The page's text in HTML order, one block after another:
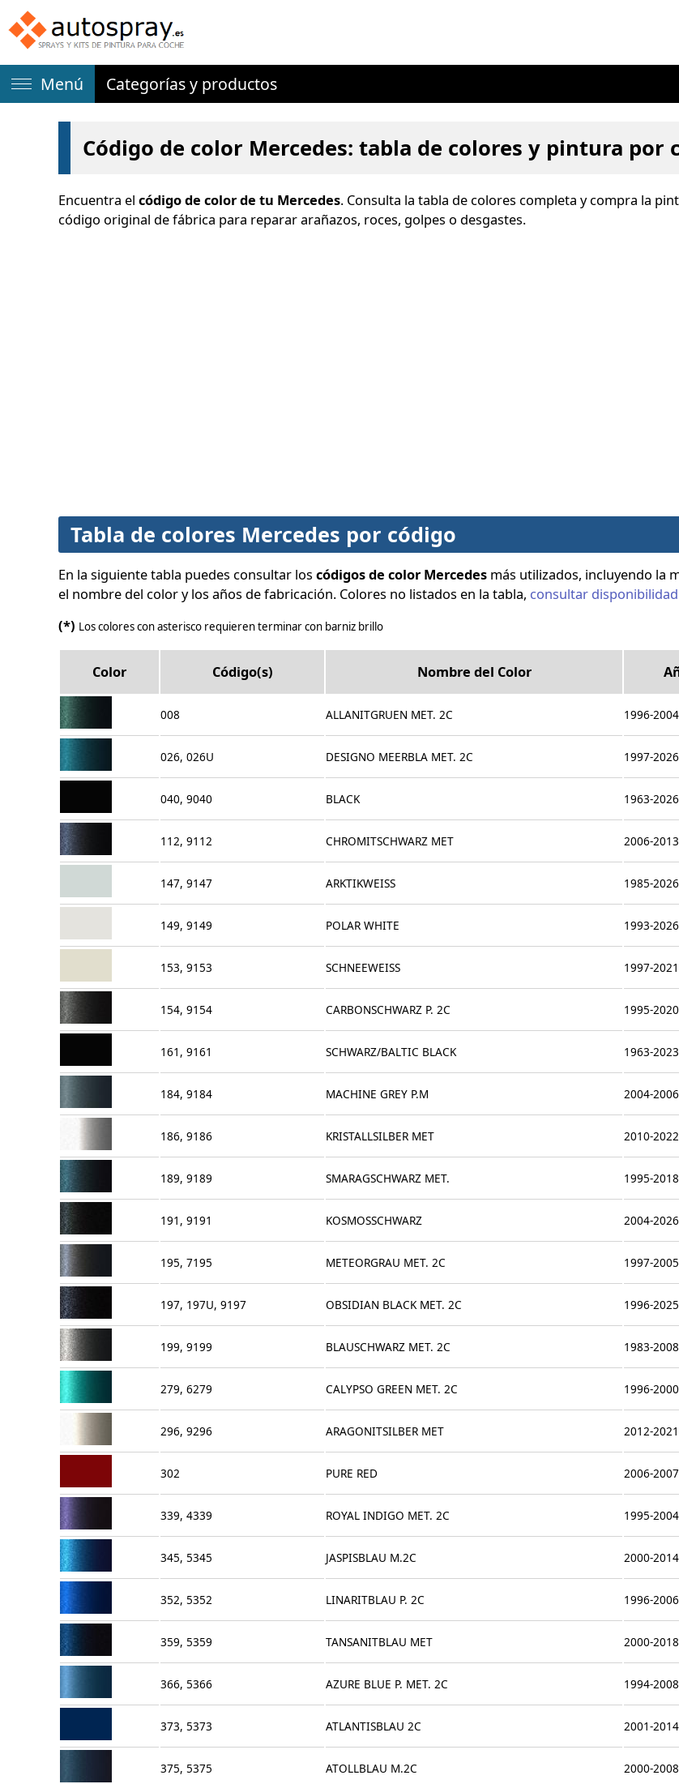
Menú Categorías y productos
Código de color Mercedes: tabla de colores y pintura por
Encuentra el código de color de tu Mercedes. Consulta la tabla de colores completa y compra la
código original de fábrica para reparar arañazos, roces, golpes o desgastes.
Tabla de colores Mercedes por código
En la siguiente tabla puedes consultar los códigos de color Mercedes más utilizados, incluyendo la
el nombre del color y los años de fabricación. Colores no listados en la tabla, consultar disponibilidad
(*) Los colores con asterisco requieren terminar con barniz brillo
Color Código(s) Nombre del Color
008 ALLANITGRUEN MET. 2C 1996-
026, 026U DESIGNO MEERBLA MET. 2C 1997-2026
040, 9040 BLACK 1963-2026
112, 9112 CHROMITSCHWARZ MET 2006-
147, 9147 ARKTIKWEISS 1985-2026
149, 9149 POLAR WHITE 1993-2026
153, 9153 SCHNEEWEISS 1997-
154, 9154 CARBONSCHWARZ P. 2C 1995-
161, 9161 SCHWARZ/BALTIC BLACK 1963-
184, 9184 MACHINE GREY P.M 2004-
186, 9186 KRISTALLSILBER MET 2010-
189, 9189 SMARAGSCHWARZ MET. 1995-
191, 9191 KOSMOSSCHWARZ 2004-2026
195, 7195 METEORGRAU MET. 2C 1997-
197, 197U, 9197 OBSIDIAN BLACK MET. 2C 1996-2025
199, 9199 BLAUSCHWARZ MET. 2C 1983-
279, 6279 CALYPSO GREEN MET. 2C 1996-
296, 9296 ARAGONITSILBER MET 2012-
302 PURE RED 2006-
339, 4339 ROYAL INDIGO MET. 2C 1995-
345, 5345 JASPISBLAU M.2C 2000-
352, 5352 LINARITBLAU P. 2C 1996-
359, 5359 TANSANITBLAU MET 2000-
366, 5366 AZURE BLUE P. MET. 2C 1994-
373, 5373 ATLANTISBLAU 2C 2001-
375, 5375 ATOLLBLAU M.2C 2000-